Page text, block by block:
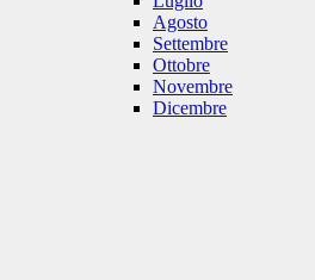
Agosto
Settembre
Ottobre
Novembre
Dicembre